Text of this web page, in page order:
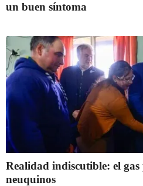
un buen síntoma
Realidad indiscutible: el
neuquinos